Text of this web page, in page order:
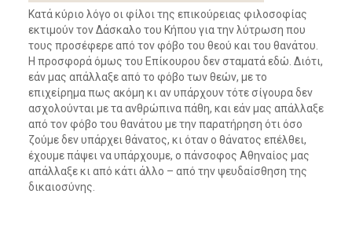
Κατά κύριο λόγο οι φίλοι της επικούρειας φιλοσοφίας
εκτιμούν τον Δάσκαλο του Κήπου για την λύτρωση που
τους προσέφερε από τον φόβο του θεού και του θανάτου.
Η προσφορά όμως του Επίκουρου δεν σταματά εδώ. Διότι,
εάν μας απάλλαξε από το φόβο των θεών, με το
επιχείρημα πως ακόμη κι αν υπάρχουν τότε σίγουρα δεν
ασχολούνται με τα ανθρώπινα πάθη, και εάν μας απάλλαξε
από τον φόβο του θανάτου με την παρατήρηση ότι όσο
ζούμε δεν υπάρχει θάνατος, κι όταν ο θάνατος επέλθει,
έχουμε πάψει να υπάρχουμε, ο πάνσοφος Αθηναίος μας
απάλλαξε κι από κάτι άλλο – από την ψευδαίσθηση της
δικαιοσύνης.